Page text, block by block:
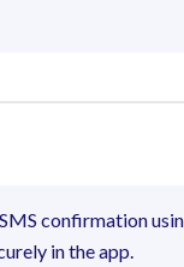
confirmation
in the app.